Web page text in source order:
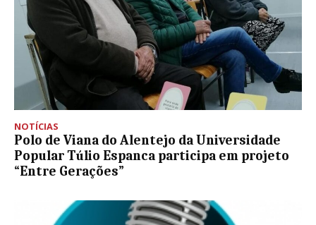
NOTÍCIAS
Polo de Viana do Alentejo da Universidade
Popular Túlio Espanca participa em projeto
“Entre Gerações”